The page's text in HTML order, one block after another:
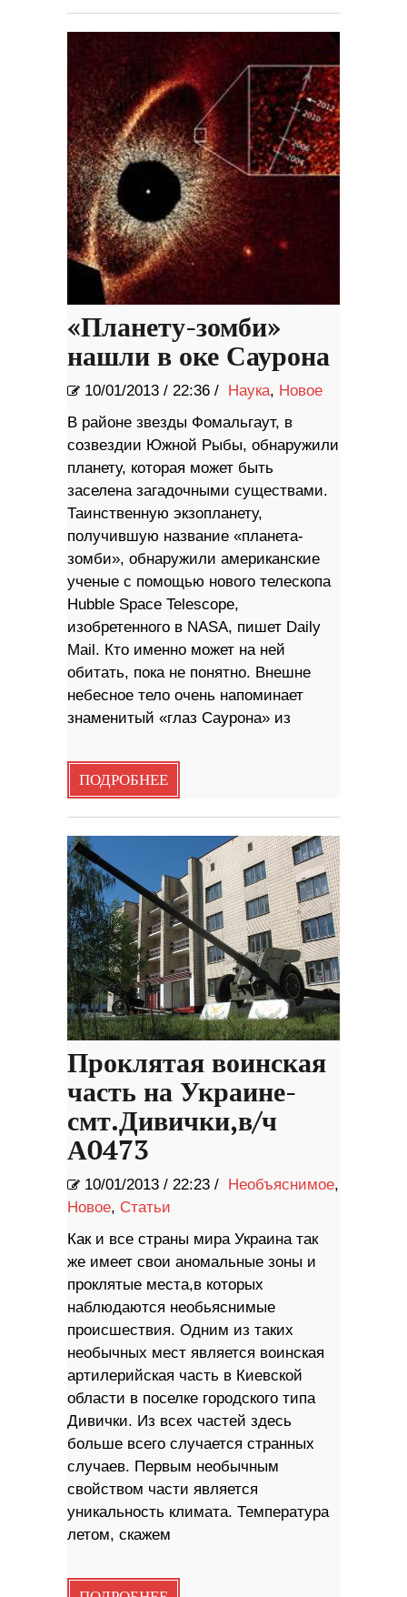
«Планету-зомби»
нашли в оке Саурона
10/01/2013 / 22:36 / Наука, Новое
В районе звезды Фомальгаут, в
созвездии Южной Рыбы, обнаружили
планету, которая может быть
заселена загадочными существами.
Таинственную экзопланету,
получившую название «планета-
зомби», обнаружили американские
ученые с помощью нового телескопа
Hubble Space Telescope,
изобретенного в NASA, пишет Daily
Mail. Кто именно может на ней
обитать, пока не понятно. Внешне
небесное тело очень напоминает
знаменитый «глаз Саурона» из
ПОДРОБНЕЕ
Проклятая воинская
часть на Украине-
смт.Дивички,в/ч
А0473
10/01/2013 / 22:23 / Необъяснимое,
Новое, Статьи
Как и все страны мира Украина так
же имеет свои аномальные зоны и
проклятые места,в которых
наблюдаются необьяснимые
происшествия. Одним из таких
необычных мест является воинская
артилерийская часть в Киевской
области в поселке городского типа
Дивички. Из всех частей здесь
больше всего случается странных
случаев. Первым необычным
свойством части является
уникальность климата. Температура
летом, скажем